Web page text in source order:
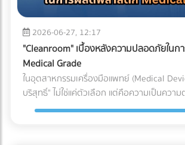
ปลอดภัยและโครงสร้างที่ปกป้องอาคารได้" กา
ระบบกันซึม ตั้งแต่ขั้นตอนแรกของการออกแบ
เงินลงทุนก้อนใหญ่ของคุณ ให้คุณดำเนินธุรกิจ
ไม่ต้องหวาดผวาทุกครั้งที่เมฆฝนตั้งเค้ามาอีก
(Puncture Resistance) จากมุมแหลมของอาหา
กระดูกหมู กุ้ง หรือเกล็ดน้ำแข็งได้ดีเทียบเท่าการ
ดั้งเดิม 3. กลยุทธ์ Downgauging (รีดความ
คาร์บอน) แนวทางรักษ์โลกที่โรงงานทำได้ทันทีโด
เปลี่ยนวัสดุ คือการลดความหนาของฟิล์ม
ใช้เม็ดพลาสติกเกรดพิเศษช่วยให้โรงงานผลิต
ลดจาก 100 ไมครอน เหลือ 80 ไมครอน) แต่ยั
(เช่น ชิ้นส่วนพลาสติกทั่วไป vs. ชิ้นส่วนพลาส
มือแพทย์) หากระบุพิกัดผิด (สำแดงภาษีต่ำกว่า
จะเกิดจากความไม่รู้ แต่ในมุมของศุลกากรจะถื
เลี่ยงภาษี" ธุรกิจอาจโดนกักตู้สินค้า (Customs
ของ และถูกเรียกเก็บภาษีย้อนหลังพร้อมค่าปรับ
สินค้าหลายเท่าตัว ซึ่งศุลกากรมีสิทธิ์ตรวจสอบ
ถึง 10 ปี หากระบุพิกัดผิด (สำแดงภาษีสูงเกินจริ
จ่ายภาษีแพงกว่าที่ควรจะเป็น ทำให้ต้นทุนสินค้า
2026-06-27, 12:17
"Cleanroom" เบื้องหลังความปลอดภัยใน
Medical Grade
ในอุตสาหกรรมเครื่องมือแพทย์ (Medical
บริสุทธิ์" ไม่ใช่แค่ตัวเลือก แต่คือความเป็นควา
แม้ว่านักวิศวกรรมวัสดุจะสามารถคิดค้นเม็ดพ